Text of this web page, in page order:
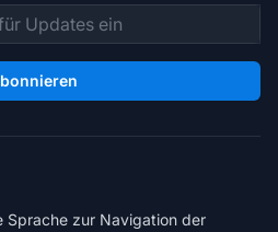
Sprache zur Navigation der